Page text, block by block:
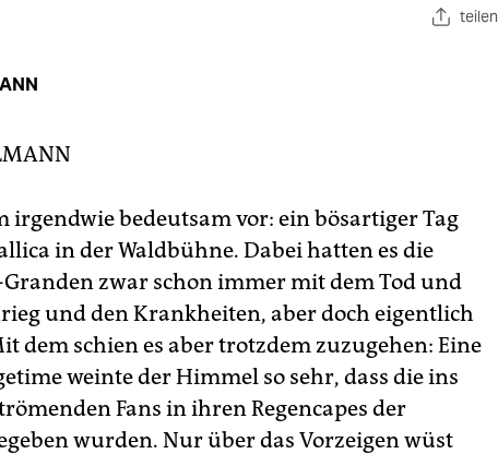
teilen
irgendwie bedeutsam vor: ein bösartiger Tag
in der Waldbühne. Dabei hatten es die
zwar schon immer mit dem Tod und
und den Krankheiten, aber doch eigentlich
dem schien es aber trotzdem zuzugehen: Eine
weinte der Himmel so sehr, dass die ins
Fans in ihren Regencapes der
wurden. Nur über das Vorzeigen wüst